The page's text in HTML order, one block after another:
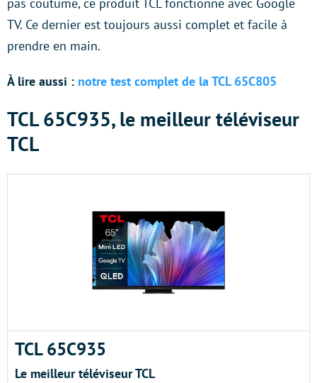
TV. Ce dernier est toujours aussi complet et facile à
prendre en main.
À lire aussi : notre test complet de la TCL 65C805
TCL 65C935, le meilleur téléviseur
TCL
TCL 65C935
Le meilleur téléviseur TCL